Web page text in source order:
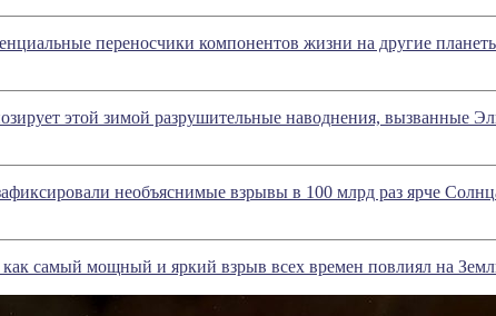
переносчики компонентов жизни на другие
этой зимой разрушительные наводнения, вызванные
необъяснимые взрывы в 100 млрд раз ярче
самый мощный и яркий взрыв всех времен повлиял на